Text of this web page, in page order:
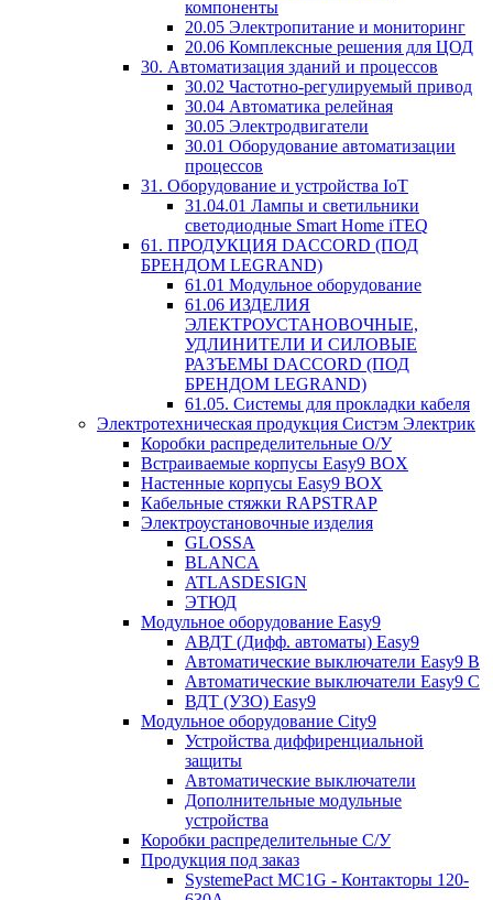
компоненты
20.05 Электропитание и мониторинг
20.06 Комплексные решения для ЦОД
30. Автоматизация зданий и процессов
30.02 Частотно-регулируемый привод
30.04 Автоматика релейная
30.05 Электродвигатели
30.01 Оборудование автоматизации
процессов
31. Оборудование и устройства IoT
31.04.01 Лампы и светильники
светодиодные Smart Home iTEQ
61. ПРОДУКЦИЯ DACCORD (ПОД
БРЕНДОМ LEGRAND)
61.01 Модульное оборудование
61.06 ИЗДЕЛИЯ
ЭЛЕКТРОУСТАНОВОЧНЫЕ,
УДЛИНИТЕЛИ И СИЛОВЫЕ
РАЗЪЕМЫ DACCORD (ПОД
БРЕНДОМ LEGRAND)
61.05. Системы для прокладки кабеля
Электротехническая продукция Систэм Электрик
Коробки распределительные О/У
Встраиваемые корпусы Easy9 BOX
Настенные корпусы Easy9 BOX
Кабельные стяжки RAPSTRAP
Электроустановочные изделия
GLOSSA
BLANCA
ATLASDESIGN
ЭТЮД
Модульное оборудование Easy9
АВДТ (Дифф. автоматы) Easy9
Автоматические выключатели Easy9 В
Автоматические выключатели Easy9 С
ВДТ (УЗО) Easy9
Модульное оборудование City9
Устройства диффиренциальной
защиты
Автоматические выключатели
Дополнительные модульные
устройства
Коробки распределительные C/У
Продукция под заказ
SystemePact MC1G - Контакторы 120-